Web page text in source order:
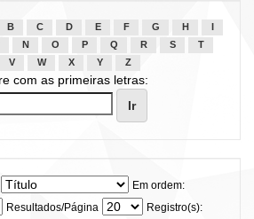
B C D E F G H
N O P Q R S
T
V W X Y Z
com as primeiras letras:
Em ordem:
Resultados/Página
Registro(s):